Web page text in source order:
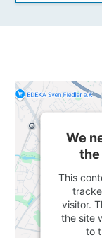
We
the
This
visitor.
the site
to